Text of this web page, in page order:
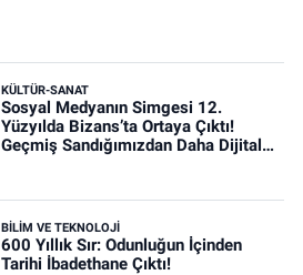
KÜLTÜR-SANAT
Sosyal Medyanın Simgesi 12.
Yüzyılda Bizans’ta Ortaya Çıktı!
Geçmiş Sandığımızdan Daha Dijital
BİLİM VE TEKNOLOJİ
600 Yıllık Sır: Odunluğun İçinden
Tarihi İbadethane Çıktı!